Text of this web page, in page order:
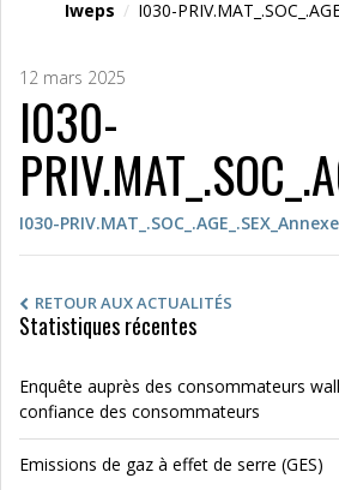
Iweps / I030-
12 mars 2025
I030-
I030-
RETOUR AUX ACTUALITÉS
Statistiques récentes
Enquête auprès des consommateurs
confiance des consommateurs
Emissions de gaz à effet de serre (GES)